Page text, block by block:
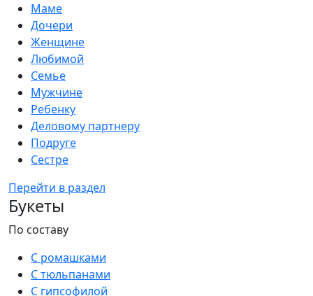
Маме
Дочери
Женщине
Любимой
Семье
Мужчине
Ребенку
Деловому партнеру
Подруге
Сестре
Перейти в раздел
Букеты
По составу
С ромашками
С тюльпанами
С гипсофилой